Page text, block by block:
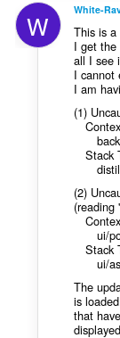
W White-
This is a
I get the
all I see
I cannot
I am
(1)
Stack
(2)
(reading
ui/
Stack
ui/
The
is
that